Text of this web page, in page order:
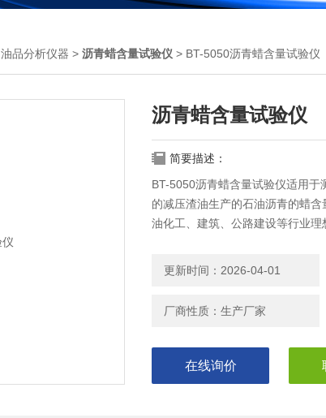
油品分析仪器 > 沥青蜡含量试验仪 > BT-5050沥青蜡含量试验仪
沥青蜡含量试验仪
简要描述：
BT-5050沥青蜡含量试验仪适用
的减压渣油生产的石油沥青的蜡
油化工、建筑、公路建设等行业理
更新时间：2026-04-01
厂商性质：生产厂家
在线询价